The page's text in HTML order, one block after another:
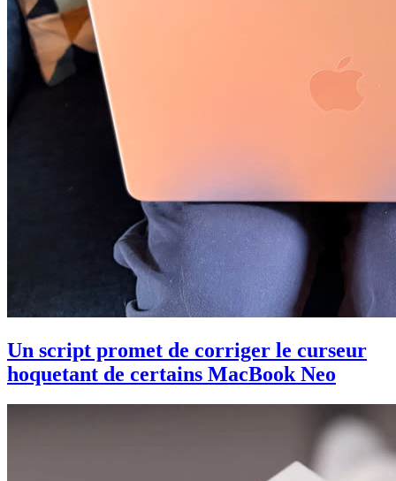
Un script promet de corriger le curseur
hoquetant de certains MacBook Neo